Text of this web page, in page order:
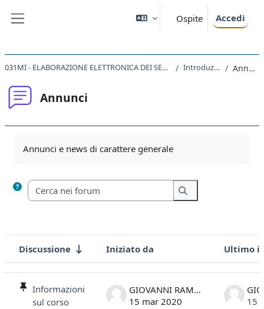
Ospite Accedi
031MI - ELABORAZIONE ELETTRONICA DEI SEGNALI 2019 Introduzione Annunci
Annunci
Annunci e news di carattere generale
Cerca nei forum
Cerca nei forum
Stato
Discussione Iniziato da Ultimo
Informazioni
sul corso
GIOVANNI RAMPONI
15 mar 2020
15